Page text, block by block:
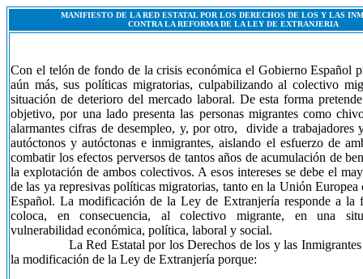
MANIFIESTO DE LA RED ESTATAL POR LOS DERECHOS DE LOS Y LAS
CONTRA LA REFORMA DE LA LEY DE EXTRANJERIA
Con el telón de fondo de la crisis económica el Gobierno Español
aún más, sus políticas migratorias, culpabilizando al colectivo
situación de deterioro del mercado laboral. De esta forma
objetivo, por una lado presenta las personas migrantes como
alarmantes cifras de desempleo, y, por otro, divide a trabajadores
autóctonos y autóctonas e inmigrantes, aislando el esfuerzo de
combatir los efectos perversos de tantos años de acumulación de
la explotación de ambos colectivos. A esos intereses se debe el
de las ya represivas políticas migratorias, tanto en la Unión Europea
Español. La modificación de la Ley de Extranjería responde a la
coloca, en consecuencia, al colectivo migrante, en una
vulnerabilidad económica, política, laboral y social.
La Red Estatal por los Derechos de los y las Inmigrantes
la modificación de la Ley de Extranjería porque: